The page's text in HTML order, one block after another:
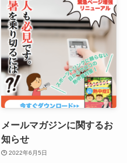
メールマガジンに関するお
知らせ
2022年6月5日